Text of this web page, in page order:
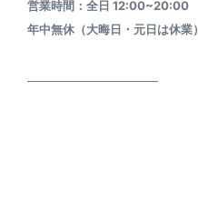
営業時間：全日 12:00~20:00
年中無休（大晦日・元日は休業）